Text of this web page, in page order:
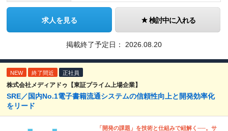
求人を見る 検討中に入れる
掲載終了予定日： 2026.08.20
NEW 終了間近 正社員
株式会社メディアドゥ【東証プライム上場企業】
SRE／国内No.1電子書籍流通システムの信頼性向上と開発効率化
をリード
「開発の課題」を技術と仕組みで紐解く──。サ